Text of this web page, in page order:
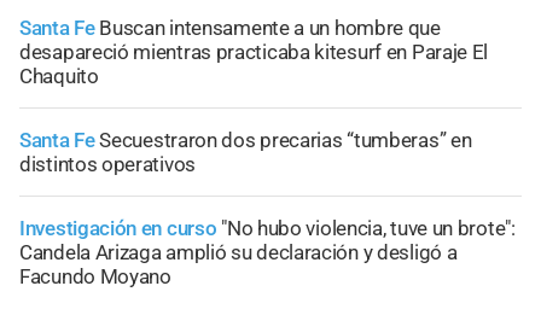
Santa Fe Buscan intensamente a un hombre que
desapareció mientras practicaba kitesurf en Paraje El
Chaquito
Santa FeSecuestraron dos precarias “tumberas” en
distintos operativos
Investigación en curso "No hubo violencia, tuve un brote":
Candela Arizaga amplió su declaración y desligó a
Facundo Moyano